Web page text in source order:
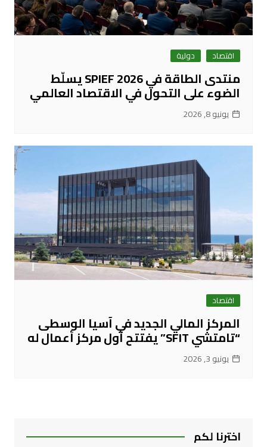
اقتصاد دولية
منتدى الطاقة في SPIEF 2026 يسلّط
الضوء على التحول في الاقتصاد العالمي
يونيو 8, 2026
اقتصاد
المركز المالي الجديد في آسيا الوسطى
“تامتشي SFIT” يفتتح أول مركز أعمال له
يونيو 3, 2026
اخترنا لكم